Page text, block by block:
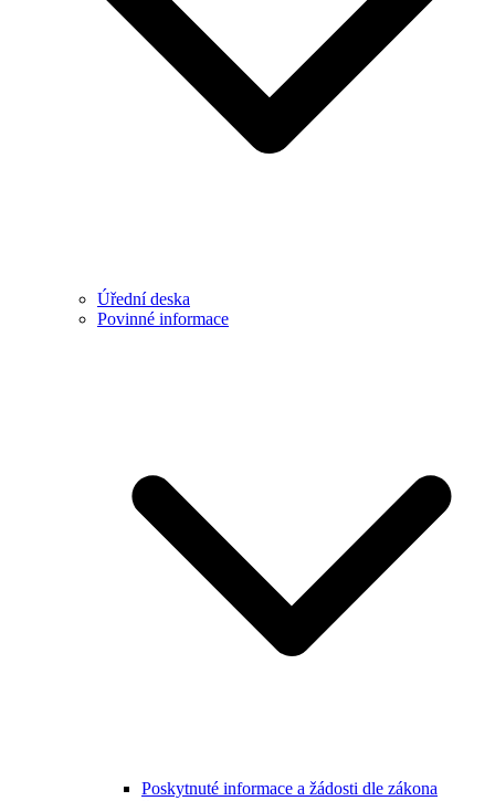
Úřední deska
Povinné informace
Poskytnuté informace a žádosti dle zákona